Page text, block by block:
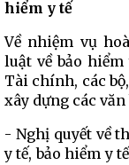
hiểm y tế
Về nhiệm vụ
luật về bảo
Tài chính, các
xây dựng các
- Nghị quyết về
y tế, bảo hiểm y